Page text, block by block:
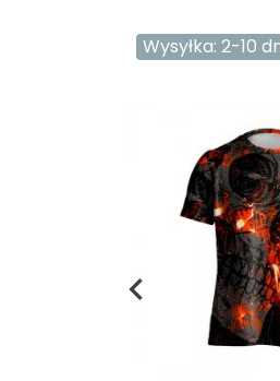
Wysyłka: 2-10